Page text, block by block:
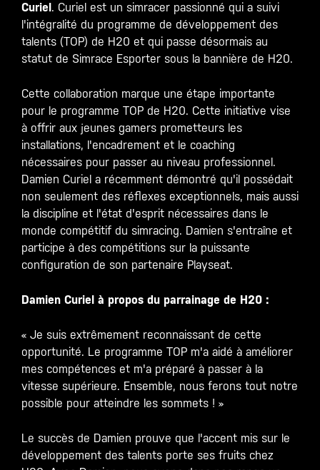
Curiel. Curiel est un simracer passionné qui a suivi
l'intégralité du programme de développement des
talents (TOP) de H20 et qui passe désormais au
statut de Simrace Esporter sous la bannière de H20.
Cette collaboration marque une étape importante
pour le programme TOP de H20. Cette initiative vise
à offrir aux jeunes gamers prometteurs les
installations, l'encadrement et le coaching
nécessaires pour passer au niveau professionnel.
Damien Curiel a récemment démontré qu'il possédait
non seulement des réflexes exceptionnels, mais aussi
la discipline et l'état d'esprit nécessaires dans le
monde compétitif du simracing. Damien s'entraîne et
participe à des compétitions sur la puissante
configuration de son partenaire Playseat.
Damien Curiel à propos du parrainage de H20 :
« Je suis extrêmement reconnaissant de cette
opportunité. Le programme TOP m'a aidé à améliorer
mes compétences et m'a préparé à passer à la
vitesse supérieure. Ensemble, nous ferons tout notre
possible pour atteindre les sommets ! »
Le succès de Damien prouve que l'accent mis sur le
développement des talents porte ses fruits chez